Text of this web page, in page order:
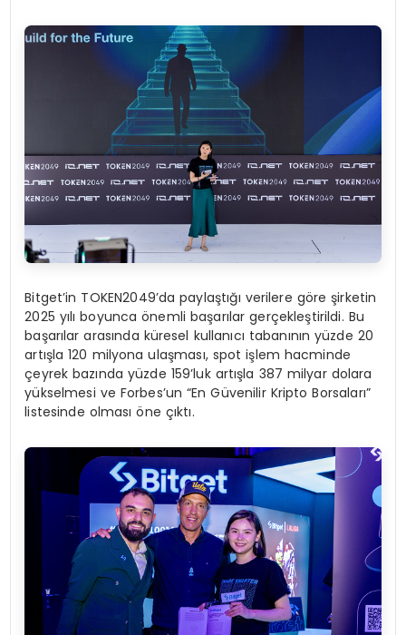
Bitget’in TOKEN2049’da paylaştığı verilere göre şirketin
2025 yılı boyunca önemli başarılar gerçekleştirildi. Bu
başarılar arasında küresel kullanıcı tabanının yüzde 20
artışla 120 milyona ulaşması, spot işlem hacminde
çeyrek bazında yüzde 159’luk artışla 387 milyar dolara
yükselmesi ve Forbes’un “En Güvenilir Kripto Borsaları”
listesinde olması öne çıktı.